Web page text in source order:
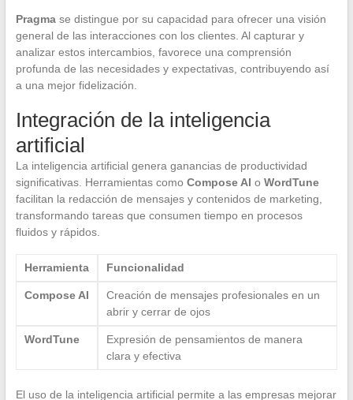
Pragmase distingue por su capacidad para ofrecer una visión
general de las interacciones con los clientes. Al capturar y
analizar estos intercambios, favorece una comprensión
profunda de las necesidades y expectativas, contribuyendo así
a una mejor fidelización.
Integración de la inteligencia
artificial
La inteligencia artificial genera ganancias de productividad
significativas. Herramientas como Compose AI o WordTune
facilitan la redacción de mensajes y contenidos de marketing,
transformando tareas que consumen tiempo en procesos
fluidos y rápidos.
Herramienta Funcionalidad
Compose AI
Creación de mensajes profesionales en un
abrir y cerrar de ojos
WordTune
Expresión de pensamientos de manera
clara y efectiva
El uso de la inteligencia artificial permite a las empresas mejorar